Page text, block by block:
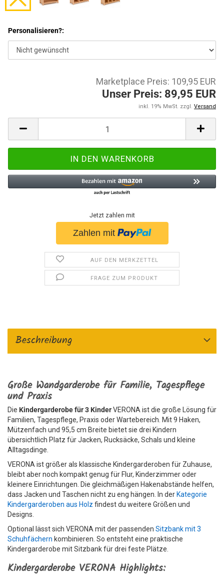
Personalisieren?:
Marketplace Preis: 109,95 EUR
Unser Preis: 89,95 EUR
inkl. 19% MwSt. zzgl. Versand
Jetzt zahlen mit
AUF DEN MERKZETTEL
FRAGE ZUM PRODUKT
Beschreibung
Große Wandgarderobe für Familie, Tagespflege
und Praxis
Die Kindergarderobe für 3 KinderVERONA ist die große Lösung für
Familien, Tagespflege, Praxis oder Wartebereich. Mit 9 Haken,
Mützenfach und 95,5 cm Breite bietet sie drei Kindern
übersichtlich Platz für Jacken, Rucksäcke, Schals und kleine
Alltagsdinge.
VERONA ist größer als klassische Kindergarderoben für Zuhause,
bleibt aber noch kompakt genug für Flur, Kinderzimmer oder
kleinere Einrichtungen. Die gleichmäßigen Hakenabstände helfen,
dass Jacken und Taschen nicht zu eng hängen. In der Kategorie
Kindergarderoben aus Holz findest du weitere Größen und
Designs.
Optional lässt sich VERONA mit der passenden Sitzbank mit 3
Schuhfächern kombinieren. So entsteht eine praktische
Kindergarderobe mit Sitzbank für drei feste Plätze.
Kindergarderobe VERONA Highlights: